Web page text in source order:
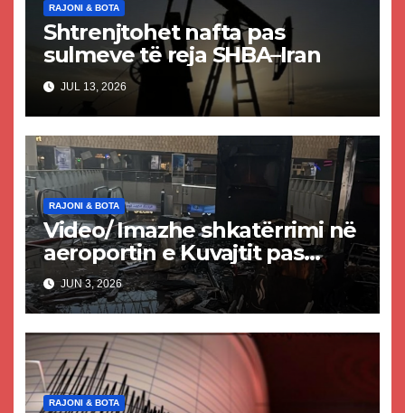
RAJONI & BOTA
Shtrenjtohet nafta pas
sulmeve të reja SHBA–Iran
JUL 13, 2026
RAJONI & BOTA
Video/ Imazhe shkatërrimi në
aeroportin e Kuvajtit pas
sulmit iranian, një i vdekur
dhe shumë të plagosur
JUN 3, 2026
RAJONI & BOTA